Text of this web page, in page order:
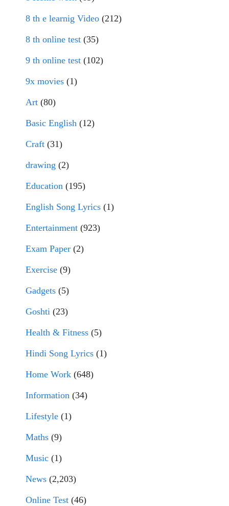
8 th e learnig Video (212)
8 th online test (35)
9 th online test (102)
9x movies (1)
Art (80)
Basic English (12)
Craft (31)
drawing (2)
Education (195)
English Song Lyrics (1)
Entertainment (923)
Exam Paper (2)
Exercise (9)
Gadgets (5)
Goshti (23)
Health & Fitness (5)
Hindi Song Lyrics (1)
Home Work (648)
Information (34)
Lifestyle (1)
Maths (9)
Music (1)
News (2,203)
Online Test (46)